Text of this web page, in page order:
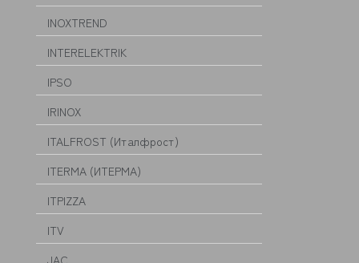
INOXTREND
INTERELEKTRIK
IPSO
IRINOX
ITALFROST (Италфрост)
ITERMA (ИТЕРМА)
ITPIZZA
ITV
JAC